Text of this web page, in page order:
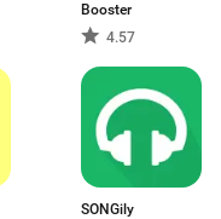
Booster
4.57
SONGily